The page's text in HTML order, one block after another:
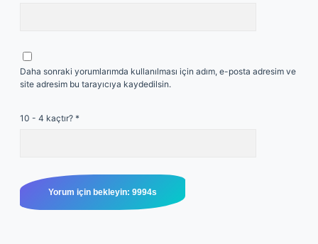
Daha sonraki yorumlarımda kullanılması için adım, e-posta adresim ve
site adresim bu tarayıcıya kaydedilsin.
10 - 4 kaçtır? *